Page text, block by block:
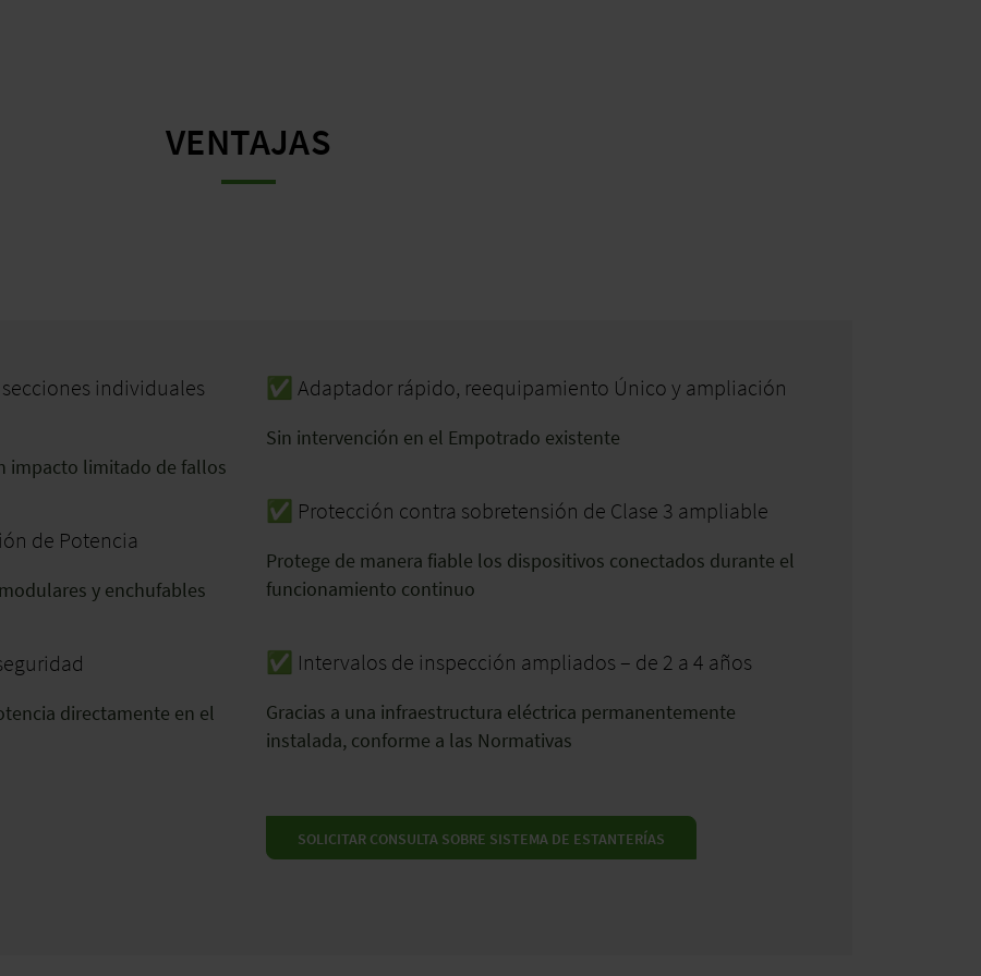
VENTAJAS
individuales
impacto limitado de fallos
de Potencia
y enchufables
directamente en el
✅ Adaptador rápido, reequipamiento Único y ampliación
Sin intervención en el Empotrado existente
✅ Protección contra sobretensión de Clase 3 ampliable
Protege de manera fiable los dispositivos conectados durante el
funcionamiento continuo
✅ Intervalos de inspección ampliados – de 2 a 4 años
Gracias a una infraestructura eléctrica permanentemente
instalada, conforme a las Normativas
SOLICITAR CONSULTA SOBRE SISTEMA DE ESTANTERÍAS